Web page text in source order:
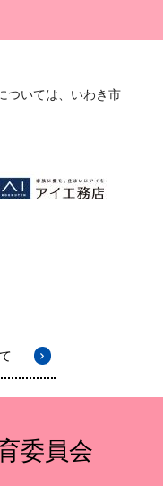
ついては、いわき市
委員会